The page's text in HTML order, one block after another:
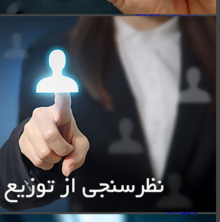
کینگ استار - KingStar
سیبراتون - Sibraton
انرجایزر - Energizer
سیلیکون پاور - Silicon Power
اسپیکرهای استند
سیبراتون - Sibraton
انرجایزر - Energizer
سیلیکون پاور - Silicon Power
هدفون-اسپیکر
کینگ استار KBH105S
کینگ استار KBH115S
کینگ استار KBH125S
پاوربانک